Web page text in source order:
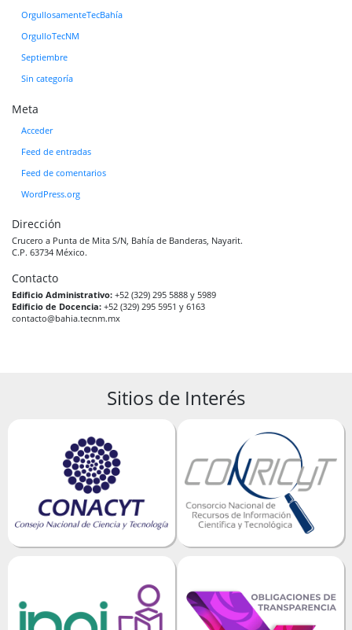
OrgullosamenteTecBahía
OrgulloTecNM
Septiembre
Sin categoría
Meta
Acceder
Feed de entradas
Feed de comentarios
WordPress.org
Dirección
Crucero a Punta de Mita S/N, Bahía de Banderas, Nayarit.
C.P. 63734 México.
Contacto
Edificio Administrativo: +52 (329) 295 5888 y 5989
Edificio de Docencia: +52 (329) 295 5951 y 6163
contacto@bahia.tecnm.mx
Sitios de Interés